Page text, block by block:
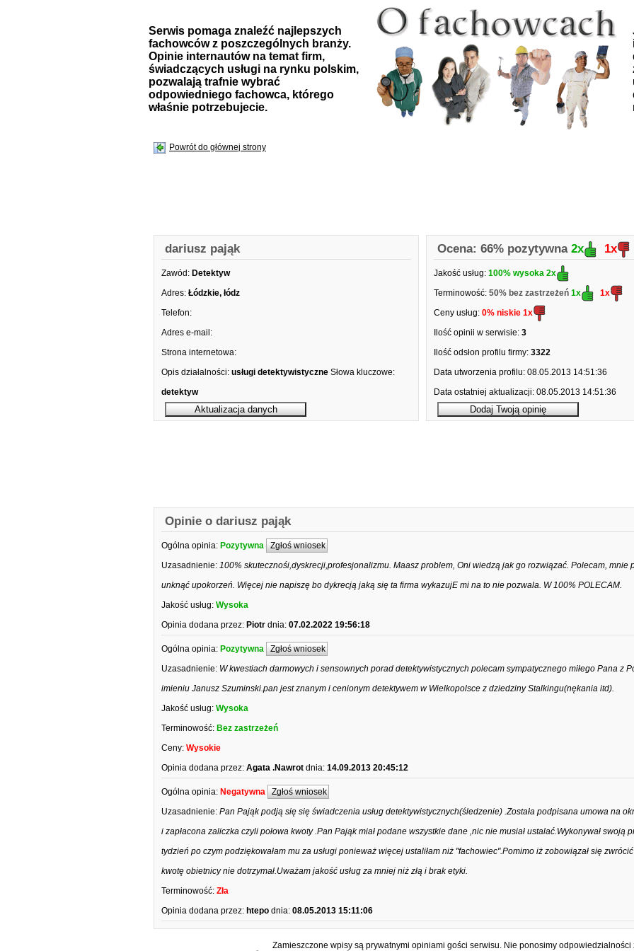
Serwis pomaga znaleźć najlepszych
fachowców z poszczególnych branży.
Opinie internautów na temat firm,
świadczących usługi na rynku polskim,
pozwalają trafnie wybrać
odpowiedniego fachowca, którego
właśnie potrzebujecie.
Powrót do głównej strony
dariusz pająk
Zawód: Detektyw
Adres: Łódzkie, łódz
Telefon:
Adres e-mail:
Strona internetowa:
Opis działalności: usługi detektywistyczne Słowa kluczowe:
detektyw
Ocena: 66% pozytywna 2x 1x
Jakość usług: 100% wysoka 2x
Terminowość: 50% bez zastrzeżeń 1x
1x
Ceny usług: 0% niskie 1x
Ilość opinii w serwisie: 3
Ilość odsłon profilu firmy: 3322
Data utworzenia profilu: 08.05.2013 14:51:36
Data ostatniej aktualizacji: 08.05.2013 14:51:36
Opinie o dariusz pająk
Ogólna opinia: Pozytywna Zgłoś wniosek
Uzasadnienie: 100% skutecznośi,dyskrecji,profesjonalizmu. Maasz problem, Oni wiedzą jak go rozwiązać. Polecam, mnie
unknąć upokorzeń. Więcej nie napiszę bo dykrecją jaką się ta firma wykazujE mi na to nie pozwala. W 100% POLECAM.
Jakość usług: Wysoka
Opinia dodana przez: Piotr dnia: 07.02.2022 19:56:18
Ogólna opinia: Pozytywna Zgłoś wniosek
Uzasadnienie: W kwestiach darmowych i sensownych porad detektywistycznych polecam sympatycznego miłego Pana z
imieniu Janusz Szuminski.pan jest znanym i cenionym detektywem w Wielkopolsce z dziedziny Stalkingu(nękania itd).
Jakość usług: Wysoka
Terminowość: Bez zastrzeżeń
Ceny: Wysokie
Opinia dodana przez: Agata .Nawrot dnia: 14.09.2013 20:45:12
Ogólna opinia: Negatywna Zgłoś wniosek
Uzasadnienie: Pan Pająk podją się się świadczenia usług detektywistycznych(śledzenie) .Została podpisana umowa na
i zapłacona zaliczka czyli połowa kwoty .Pan Pająk miał podane wszystkie dane ,nic nie musiał ustalać.Wykonywał swoją
tydzień po czym podziękowałam mu za usługi ponieważ więcej ustaliłam niż "fachowiec".Pomimo iż zobowiązał się
kwotę obietnicy nie dotrzymał.Uważam jakość usług za mniej niż złą i brak etyki.
Terminowość: Zła
Opinia dodana przez: htepo dnia: 08.05.2013 15:11:06
Zamieszczone wpisy są prywatnymi opiniami gości serwisu. Nie ponosimy odpowiedzialności